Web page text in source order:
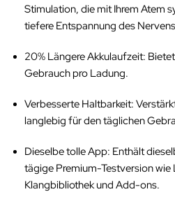
Stimulation, die mit Ihrem Atem
tiefere Entspannung des
20% Längere Akkulaufzeit:
Gebrauch pro Ladung.
Verbesserte Haltbarkeit:
langlebig für den täglichen
Dieselbe tolle App: Enthält
tägige Premium-Testversion
Klangbibliothek und Add-ons.